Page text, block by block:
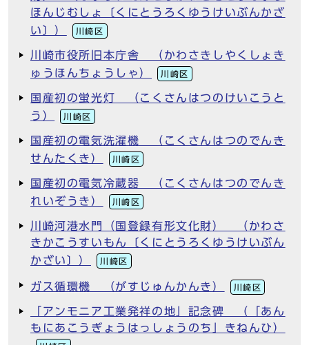
ほんじむしょ〔くにとうろくゆうけいぶんかざ
い〕）
川崎区
川崎市役所旧本庁舎 （かわさきしやくしょき
ゅうほんちょうしゃ）
川崎区
国産初の蛍光灯 （こくさんはつのけいこうと
う）
川崎区
国産初の電気洗濯機 （こくさんはつのでんき
せんたくき）
川崎区
国産初の電気冷蔵器 （こくさんはつのでんき
れいぞうき）
川崎区
川崎河港水門（国登録有形文化財） （かわさ
きかこうすいもん〔くにとうろくゆうけいぶん
かざい〕）
川崎区
ガス循環機 （がすじゅんかんき） 川崎区
「アンモニア工業発祥の地」記念碑 （「あん
もにあこうぎょうはっしょうのち」きねんひ）